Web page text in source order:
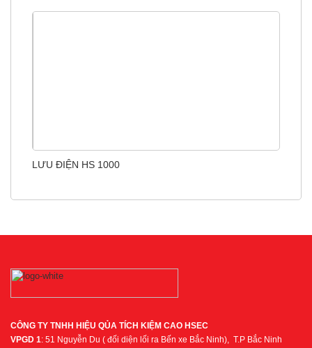
LƯU ĐIỆN HS 1000
CÔNG TY TNHH HIỆU QỦA TÍCH KIỆM CAO HSEC
VPGD 1: 51 Nguyễn Du ( đối diện lối ra Bến xe Bắc Ninh), T.P Bắc Ninh